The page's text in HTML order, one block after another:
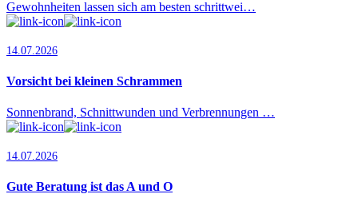
Gewohnheiten lassen sich am besten schrittwei…
14.07.2026
Vorsicht bei kleinen Schrammen
Sonnenbrand, Schnittwunden und Verbrennungen …
14.07.2026
Gute Beratung ist das A und O